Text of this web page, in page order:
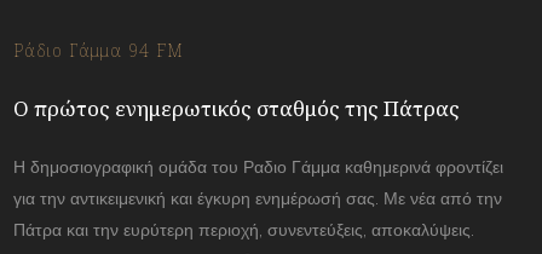
Ράδιο Γάμμα 94 FM
Ο πρώτος ενημερωτικός σταθμός της Πάτρας
Η δημοσιογραφική ομάδα του Ραδιο Γάμμα καθημερινά φροντίζει
για την αντικειμενική και έγκυρη ενημέρωσή σας. Με νέα από την
Πάτρα και την ευρύτερη περιοχή, συνεντεύξεις, αποκαλύψεις.